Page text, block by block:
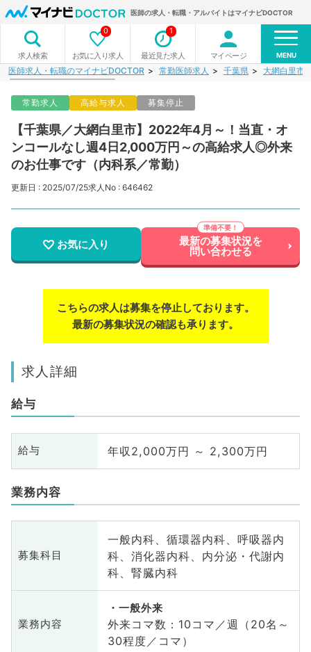
医師の求人・転職・アルバイトはマイナビDOCTOR
求人検索 お気に入り求人
0
最近見た求人
1
マイページ MENU
医師求人・転職のマイナビDOCTOR 常勤医師求人 千葉県 大網白里市
常勤求人 高給与求人 募集停止
【千葉県／大網白里市】2022年4月～！当直・オ
ンコールなし週4日2,000万円～の高給求人◎外来
のお仕事です（内科系／常勤）
更新日 : 2025/07/25求人No : 646462
お気に入り 最新の募集状況を
問い合わせる
こちらの求人は募集を停止しております。
最新の募集状況の確認も承ります。
求人詳細
給与
給与 年収2,000万円 ～ 2,300万円
業務内容
募集科目
一般内科、循環器内科、呼吸器内
科、消化器内科、内分泌・代謝内
科、腎臓内科
業務内容
一般外来
外来コマ数：10コマ／週（20名～
30程度／コマ）